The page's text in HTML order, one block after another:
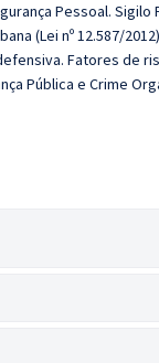
Pessoal.
(Lei nº 12.587/
Fatores de
Pública e Crime